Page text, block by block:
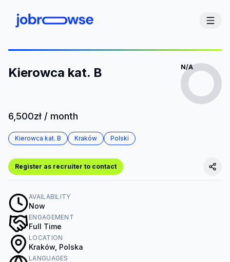
Kierowca kat. B N/A
6,500zł / month
Kierowca kat. B Kraków Polski
Register as recruiter to contact
AVAILABILITY
Now
ENGAGEMENT
Full Time
LOCATION
Kraków, Polska
LANGUAGES